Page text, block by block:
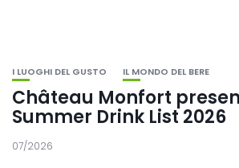
I LUOGHI DEL GUSTO IL MONDO DEL BERE
Château Monfort
Summer Drink List 2026
07/2026